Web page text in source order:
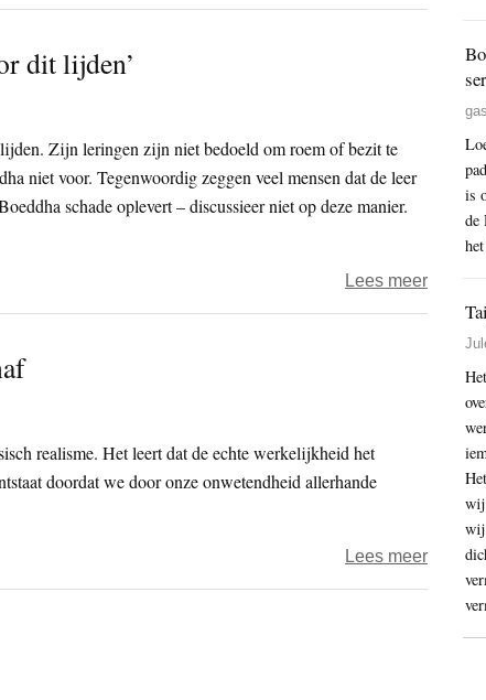
leven
letters’.
David
Hume.
dit lijden’
Zijn leringen zijn niet bedoeld om roem of bezit te
niet voor. Tegenwoordig zeggen veel mensen dat de leer
schade oplevert – discussieer niet op deze manier.
Lees meerover
lijden’
realisme. Het leert dat de echte werkelijkheid het
doordat we door onze onwetendheid allerhande
Lees meerover
leegte
is
de
wij
wij